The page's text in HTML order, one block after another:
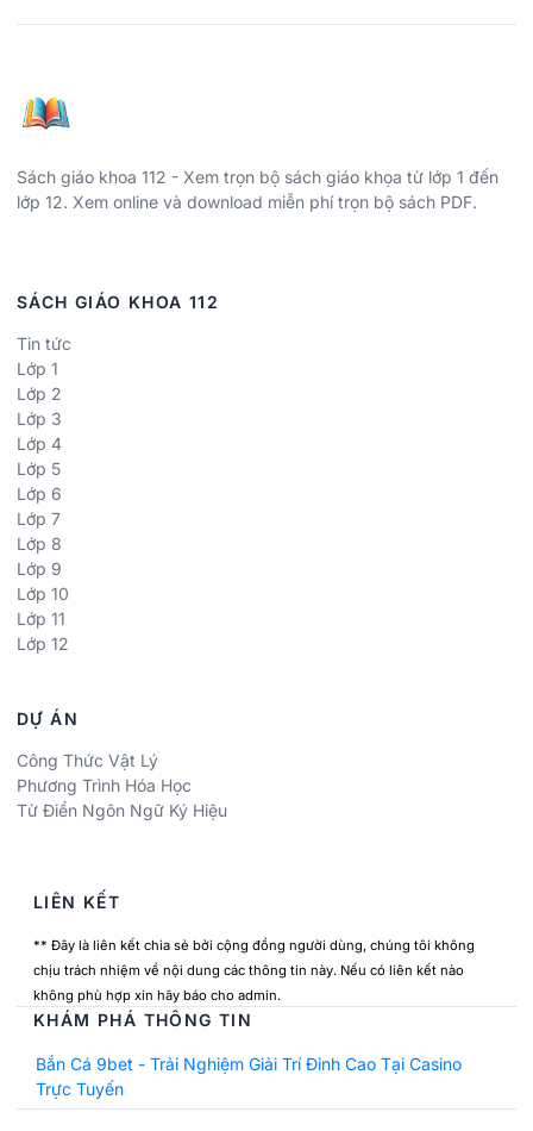
Sách giáo khoa 112 - Xem trọn bộ sách giáo khọa từ lớp 1 đến
lớp 12. Xem online và download miễn phí trọn bộ sách PDF.
SÁCH GIÁO KHOA 112
Tin tức
Lớp 1
Lớp 2
Lớp 3
Lớp 4
Lớp 5
Lớp 6
Lớp 7
Lớp 8
Lớp 9
Lớp 10
Lớp 11
Lớp 12
DỰ ÁN
Công Thức Vật Lý
Phương Trình Hóa Học
Từ Điển Ngôn Ngữ Ký Hiệu
LIÊN KẾT
** Đây là liên kết chia sẻ bởi cộng đồng người dùng, chúng tôi không
chịu trách nhiệm về nội dung các thông tin này. Nếu có liên kết nào
không phù hợp xin hãy báo cho admin.
KHÁM PHÁ THÔNG TIN
Bắn Cá 9bet - Trải Nghiệm Giải Trí Đỉnh Cao Tại Casino
Trực Tuyến